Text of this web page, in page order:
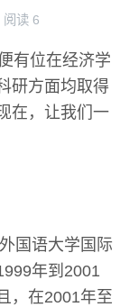
阅读 6
有位在经济学
研方面均取得
在，让我们一
国语大学国际
年到2001
，在2001年至